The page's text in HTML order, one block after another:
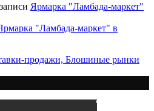
Ярмарка "Ламбада-маркет"
"Ламбада-маркет" в
продажи, Блошиные рынки
Подписка